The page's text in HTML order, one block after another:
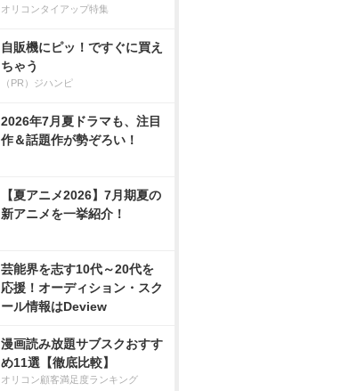
オリコンタイアップ特集
自販機にピッ！ですぐに買え
ちゃう
（PR）ジハンピ
2026年7月夏ドラマも、注目
作＆話題作が勢ぞろい！
【夏アニメ2026】7月期夏の
新アニメを一挙紹介！
芸能界を志す10代～20代を
応援！オーディション・スク
ール情報はDeview
漫画読み放題サブスクおすす
め11選【徹底比較】
オリコン顧客満足度ランキング